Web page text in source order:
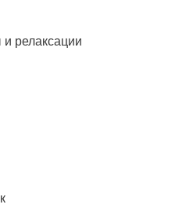
релаксации